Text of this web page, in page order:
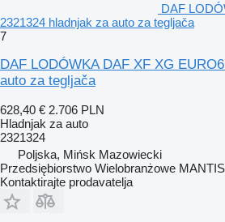
DAF
2321324 hladnjak za auto za tegljača
7
DAF LODÓWKA DAF XF XG
auto za tegljača
628,40 € 2.706 PLN
Hladnjak za auto
2321324
Poljska, Mińsk Mazowiecki
Przedsiębiorstwo Wielobranżowe MANTIS
Kontaktirajte prodavatelja